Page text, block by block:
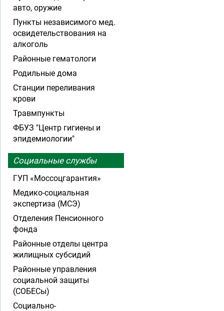
авто, оружие
Пункты независимого мед.
освидетельствования на
алкоголь
Районные гематологи
Родильные дома
Станции переливания
крови
Травмпункты
ФБУЗ "Центр гигиены и
эпидемиологии"
Социальные службы
ГУП «Моссоцгарантия»
Медико-социальная
экспертиза (МСЭ)
Отделения Пенсионного
фонда
Районные отделы центра
жилищных субсидий
Районные управления
социальной защиты
(СОБЕСы)
Социально-